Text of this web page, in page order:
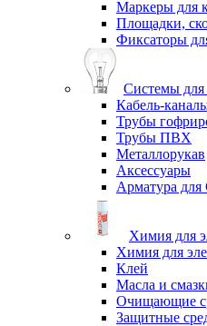
Маркеры для
Площадки,
Фиксаторы
Системы для
Кабель-
Трубы
Трубы ПВХ
Металлорукав
Аксессуары
Арматура
Химия для
Химия для
Клей
Масла и
Очищающие
Защитные